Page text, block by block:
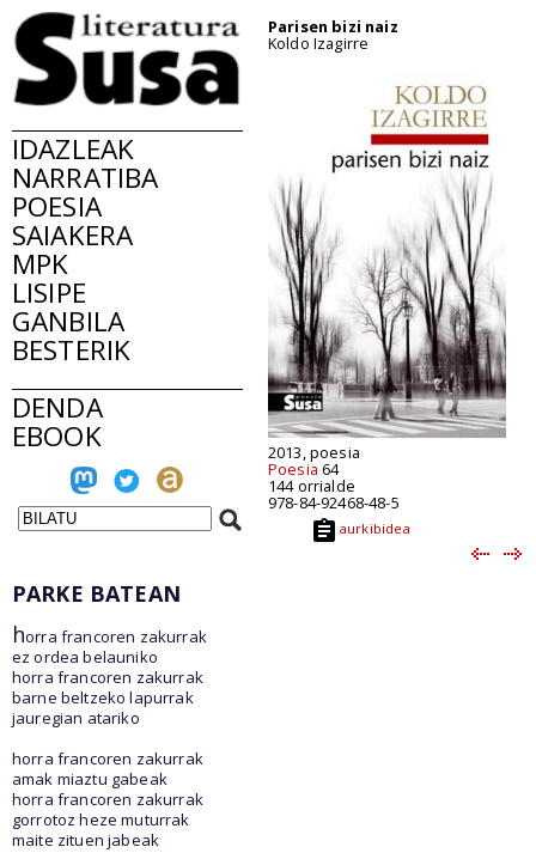
IDAZLEAK
NARRATIBA
POESIA
SAIAKERA
MPK
LISIPE
GANBILA
BESTERIK
DENDA
EBOOK
Parisen bizi naiz
Koldo Izagirre
2013, poesia
Poesia 64
144 orrialde
978-84-92468-48-5
aurkibidea
PARKE BATEAN
horra francoren zakurrak
ez ordea belauniko
horra francoren zakurrak
barne beltzeko lapurrak
jauregian atariko
horra francoren zakurrak
amak miaztu gabeak
horra francoren zakurrak
gorrotoz heze muturrak
maite zituen jabeak